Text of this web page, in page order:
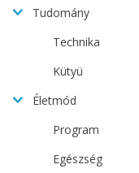
Tudomány
Technika
Kütyü
Életmód
Program
Egészség